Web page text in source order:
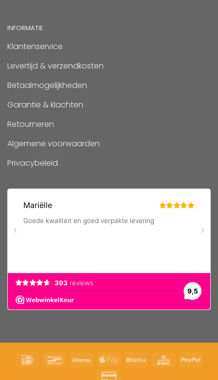
INFORMATIE
Klantenservice
Levertijd & verzendkosten
Betaalmogelijkheden
Garantie & klachten
Retourneren
Algemene voorwaarden
Privacybeleid
IDeal BancontactKlarna Apple
Belfius KBC